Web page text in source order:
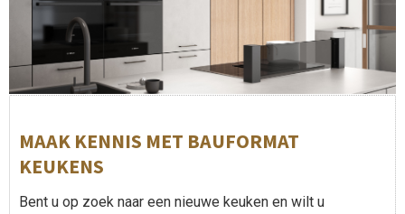
MAAK KENNIS MET BAUFORMAT
KEUKENS
Bent u op zoek naar een nieuwe keuken en wilt u